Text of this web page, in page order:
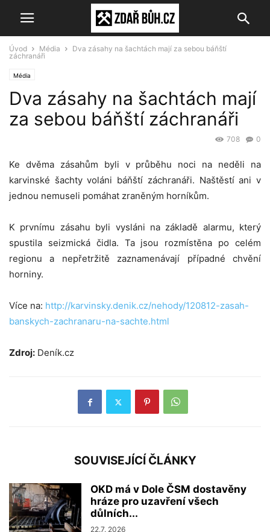
Úvod Média
Dva zásahy na šachtách mají za sebou báňští
záchranáři
Média
Dva zásahy na šachtách mají
za sebou báňští záchranáři
0
708
Ke dvěma zásahům byli v průběhu noci na neděli na
karvinské šachty voláni báňští záchranáři. Naštěstí ani v
jednou nemuseli pomáhat zraněným horníkům.
K prvnímu zásahu byli vysláni na základě alarmu, který
spustila seizmická čidla. Ta jsou rozmístěna po celém
regionu a nepřetržitě zaznamenávají případné chvění
horniny.
Více na: http://karvinsky.denik.cz/nehody/120812-zasah-
banskych-zachranaru-na-sachte.html
Zdroj: Deník.cz
SOUVISEJÍCÍ ČLÁNKY
OKD má v Dole ČSM dostavěny
hráze pro uzavření všech
důlních...
22.7. 2026